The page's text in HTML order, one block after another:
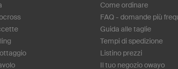
Come ordinare
FAQ - domande più
Guida alle taglie
Tempi di spedizione
Listino prezzi
Il tuo negozio owayo